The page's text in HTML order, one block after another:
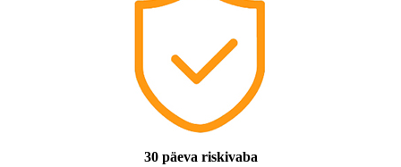
30 päeva riskivaba